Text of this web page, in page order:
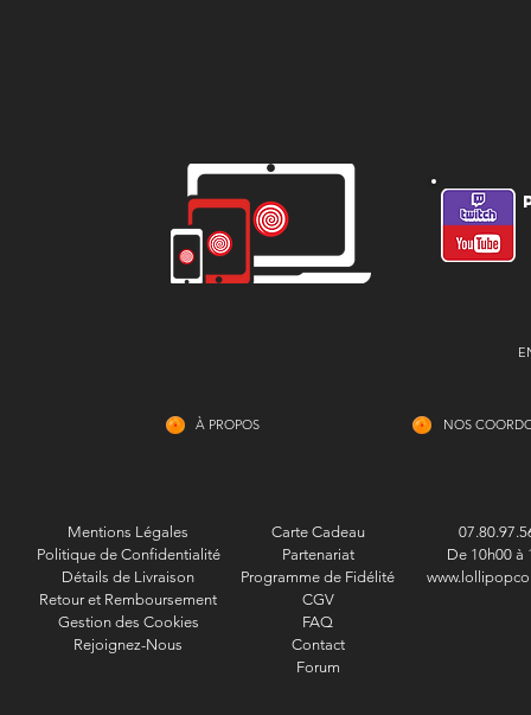
À PROPOS NOS
Mentions Légales
Politique de Confidentialité
Détails de Livraison
Retour et Remboursement
Gestion des Cookies
Rejoignez-Nous
Carte Cadeau
Partenariat
Programme de Fidélité
CGV
FAQ
Contact
Forum
De 10h00 à